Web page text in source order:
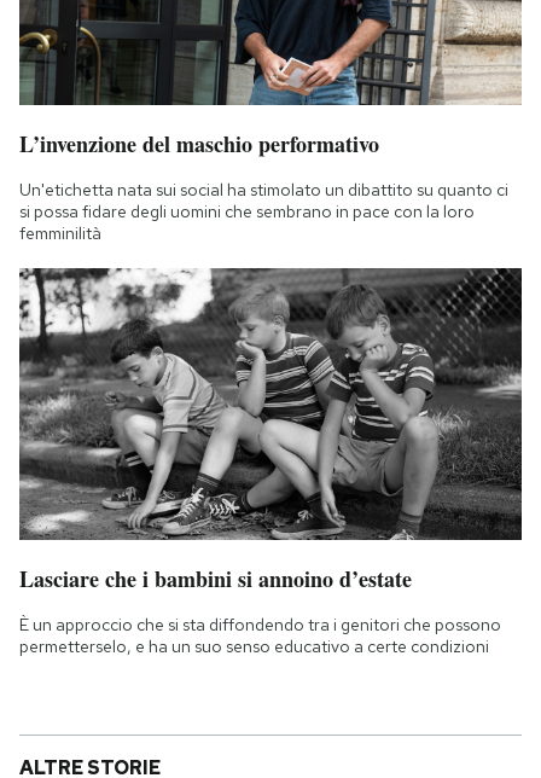
L’invenzione del maschio performativo
Un'etichetta nata sui social ha stimolato un dibattito su quanto ci
si possa fidare degli uomini che sembrano in pace con la loro
femminilità
Lasciare che i bambini si annoino d’estate
È un approccio che si sta diffondendo tra i genitori che possono
permetterselo, e ha un suo senso educativo a certe condizioni
ALTRE STORIE